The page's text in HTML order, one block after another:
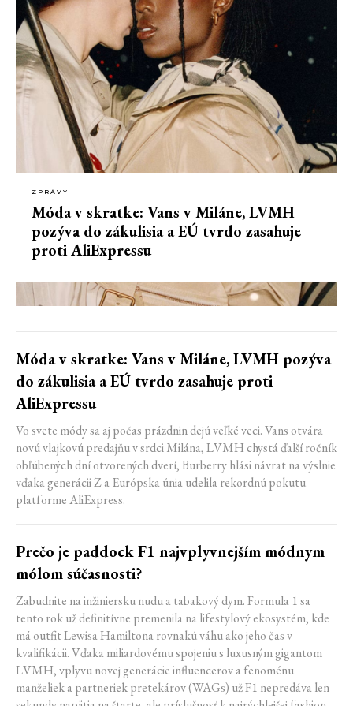
ZPRÁVY
Móda v skratke: Vans v Miláne, LVMH
pozýva do zákulisia a EÚ tvrdo zasahuje
proti AliExpressu
Móda v skratke: Vans v Miláne, LVMH pozýva
do zákulisia a EÚ tvrdo zasahuje proti
AliExpressu
Vo svete módy sa aj počas prázdnin dejú veľké veci. Vans otvára
novú vlajkovú predajňu v srdci Milána, LVMH chystá ďalší ročník
obľúbených dní otvorených dverí, Burberry hlási návrat na výslnie
vďaka generácii Z a Európska únia udelila rekordnú pokutu
platforme AliExpress.
Prečo je paddock F1 najvplyvnejším módnym
mólom súčasnosti?
Zabudnite na inžiniersku nudu a tabakový dym. Formula 1 sa
tento rok už definitívne premenila na lifestylový ekosystém, kde
má outfit Lewisa Hamiltona rovnakú váhu ako jeho čas v
kvalifikácii. Vďaka miliardovému spojeniu s luxusným gigantom
LVMH, vplyvu novej generácie influencerov a fenoménu
manželiek a partneriek pretekárov (WAGs) už F1 nepredáva len